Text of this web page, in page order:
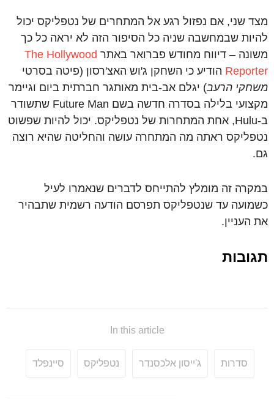
מצד שני, אם נפזול רגע אל המתחרים של נטפליקס יכול
להיות שבמחשבה שניה כל הסיפור הזה לא יראה כל כך
משונה – דיווח מחודש פברואר באתר The Hollywood
Reporter הודיע כי השחקן ג'וש האצ'רסון (פיטה בסרטי
משחקי הרעב) יגלם אב-בית מאותגר חברתית ביום וגיימר
מקצועי בלילה בסדרה חדשה בשם Future Man שתשודר
ב-Hulu, אחת המתחרות של נטפליקס. יכול להיות שפשוט
נטפליקס ראתה מה המתחרה עושה והחליטה שהיא רוצה
גם.
במקרה זה מומלץ להתייחס לדברים שנאמרו לעיל
כשמועה עד שנטפליקס תפרסם הודעה רשמית שתבהיר
את העניין.
תגובות
In this article
סדרות ג'ייסון אלכסנדר נטפליקס סיינפלד